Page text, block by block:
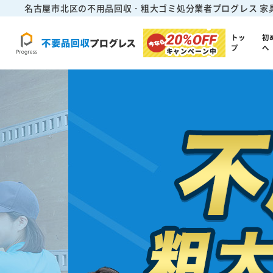
名古屋市北区の不用品回収・粗大ゴミ処分業者プログレス 家
20%OFF
キャンペーン中
トッ
プ
初
へ